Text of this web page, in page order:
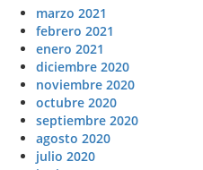
marzo 2021
febrero 2021
enero 2021
diciembre 2020
noviembre 2020
octubre 2020
septiembre 2020
agosto 2020
julio 2020